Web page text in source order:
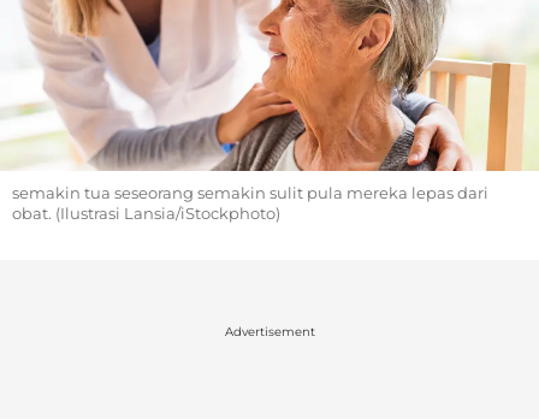
semakin tua seseorang semakin sulit pula mereka lepas dari
obat. (Ilustrasi Lansia/iStockphoto)
Advertisement